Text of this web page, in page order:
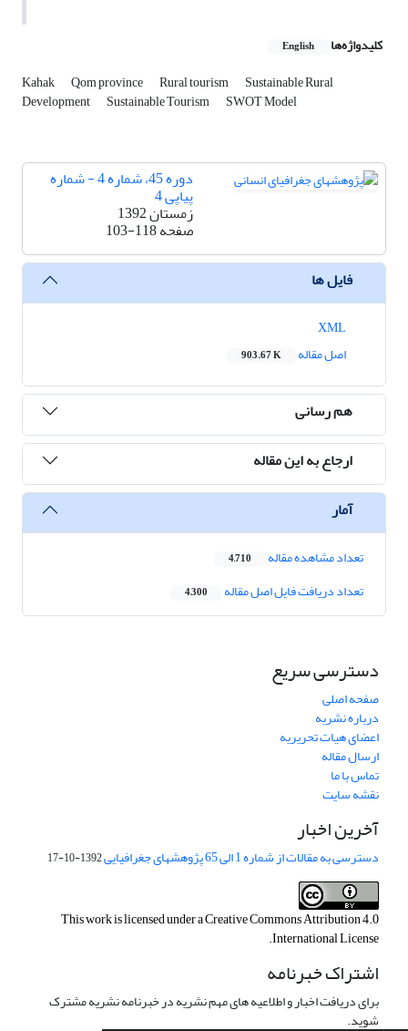
کلیدواژه‌ها English
Kahak Qom province Rural tourism Sustainable Rural
Development Sustainable Tourism SWOT Model
دوره 45، شماره 4 - شماره
پیاپی 4
زمستان 1392
صفحه103-118
فایل ها
اصل مقاله
903.67 K
هم رسانی
ارجاع به این مقاله
آمار
تعداد مشاهده مقاله 4,710
تعداد دریافت فایل اصل مقاله 4,300
دسترسی سریع
صفحه اصلی
درباره نشریه
اعضای هیات تحریریه
ارسال مقاله
تماس با ما
نقشه سایت
آخرین اخبار
دسترسی به مقالات از شماره 1 الی 65 پژوهشهای جغرافیایی 1392-10-17
This work is licensed under aCreative Commons Attribution 4.0
International License
.
اشتراک خبرنامه
برای دریافت اخبار و اطلاعیه های مهم نشریه در خبرنامه نشریه مشترک
شوید.